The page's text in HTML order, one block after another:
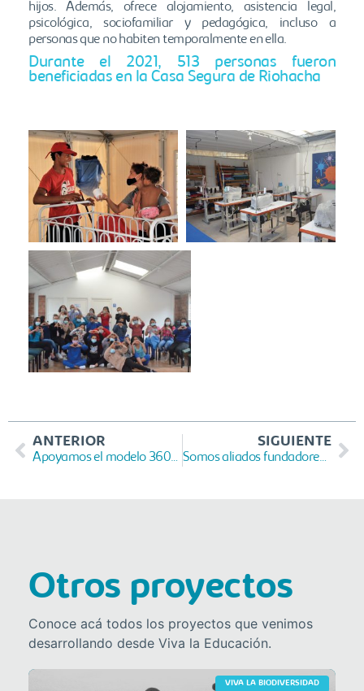
hijos. Además, ofrece alojamiento, asistencia legal,
psicológica, sociofamiliar y pedagógica, incluso a
personas que no habiten temporalmente en ella.
Durante el 2021, 513 personas fueron
beneficiadas en la Casa Segura de Riohacha
ANTERIOR
Apoyamos el modelo 360° de la Juanfe
SIGUIENTE
Somos aliados fundadores del Animal Bank
Otros proyectos
Conoce acá todos los proyectos que venimos
desarrollando desde Viva la Educación.
VIVA LA BIODIVERSIDAD